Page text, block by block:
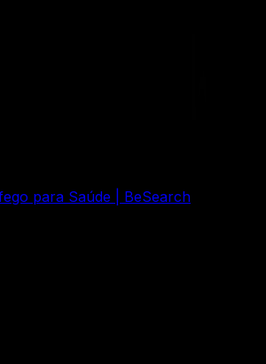
para Saúde | BeSearch